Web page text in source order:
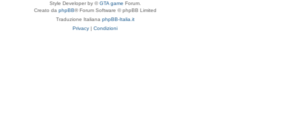
Style Developer by ©GTA game Forum.
Creato da phpBB® Forum Software © phpBB Limited
Traduzione Italiana phpBB-Italia.it
Privacy | Condizioni